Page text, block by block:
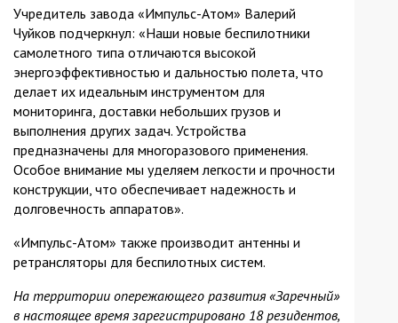
Учредитель завода «Импульс-Атом» Валерий
Чуйков подчеркнул: «Наши новые беспилотники
самолетного типа отличаются высокой
энергоэффективностью и дальностью полета, что
делает их идеальным инструментом для
мониторинга, доставки небольших грузов и
выполнения других задач. Устройства
предназначены для многоразового применения.
Особое внимание мы уделяем легкости и прочности
конструкции, что обеспечивает надежность и
долговечность аппаратов».
«Импульс-Атом» также производит антенны и
ретрансляторы для беспилотных систем.
На территории опережающего развития «Заречный»
в настоящее время зарегистрировано 18 резидентов,